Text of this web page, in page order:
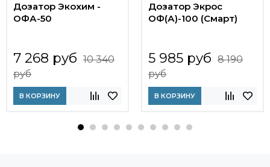
Дозатор Экохим -
ОФА-50
7 268 руб 10 340
руб
В КОРЗИНУ
Дозатор Экрос
ОФ(А)-100 (Смарт)
5 985 руб 8 190
руб
В КОРЗИНУ